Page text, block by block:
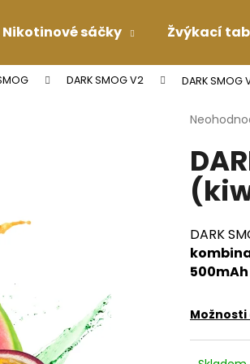
Nikotinové sáčky Žvýkací
DARK SMOG V2 DARK SMOG
Průměrné
produktu
je
0,0
z
hvězdiček.
DARK
500mAh
Co potřebujete najít?